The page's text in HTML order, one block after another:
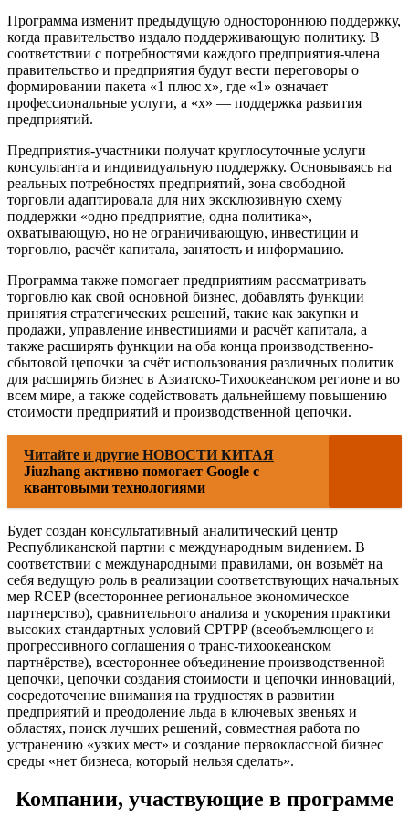
Программа изменит предыдущую одностороннюю поддержку,
когда правительство издало поддерживающую политику. В
соответствии с потребностями каждого предприятия-члена
правительство и предприятия будут вести переговоры о
формировании пакета «1 плюс x», где «1» означает
профессиональные услуги, а «x» — поддержка развития
предприятий.
Предприятия-участники получат круглосуточные услуги
консультанта и индивидуальную поддержку. Основываясь на
реальных потребностях предприятий, зона свободной
торговли адаптировала для них эксклюзивную схему
поддержки «одно предприятие, одна политика»,
охватывающую, но не ограничивающую, инвестиции и
торговлю, расчёт капитала, занятость и информацию.
Программа также помогает предприятиям рассматривать
торговлю как свой основной бизнес, добавлять функции
принятия стратегических решений, такие как закупки и
продажи, управление инвестициями и расчёт капитала, а
также расширять функции на оба конца производственно-
сбытовой цепочки за счёт использования различных политик
для расширять бизнес в Азиатско-Тихоокеанском регионе и во
всем мире, а также содействовать дальнейшему повышению
стоимости предприятий и производственной цепочки.
Читайте и другие НОВОСТИ КИТАЯ
Jiuzhang активно помогает Google с
квантовыми технологиями
Будет создан консультативный аналитический центр
Республиканской партии с международным видением. В
соответствии с международными правилами, он возьмёт на
себя ведущую роль в реализации соответствующих начальных
мер RCEP (всестороннее региональное экономическое
партнерство), сравнительного анализа и ускорения практики
высоких стандартных условий CPTPP (всеобъемлющего и
прогрессивного соглашения о транс-тихоокеанском
партнёрстве), всестороннее объединение производственной
цепочки, цепочки создания стоимости и цепочки инноваций,
сосредоточение внимания на трудностях в развитии
предприятий и преодоление льда в ключевых звеньях и
областях, поиск лучших решений, совместная работа по
устранению «узких мест» и создание первоклассной бизнес
среды «нет бизнеса, который нельзя сделать».
Компании, участвующие в программе